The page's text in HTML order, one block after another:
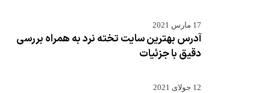
17 مارس 2021
آدرس بهترین سایت تخته نرد به همراه بررسی
دقیق با جزئیات
12 جولای 2021